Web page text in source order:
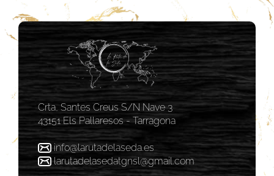
Crta, Santes Creus S/N Nave 3
43151 Els Pallaresos - Tarragona
info@larutadelaseda.es
larutadelasedatgnsl@gmail.com